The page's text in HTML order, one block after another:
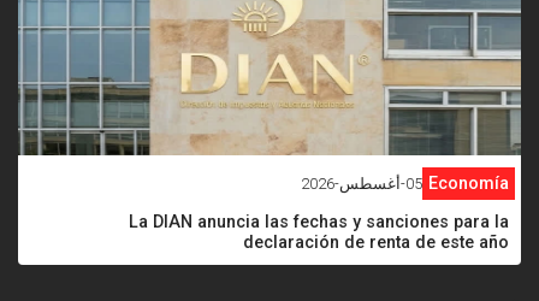
Economía 05-أغسطس-2026
La DIAN anuncia las fechas y sanciones para la
declaración de renta de este año